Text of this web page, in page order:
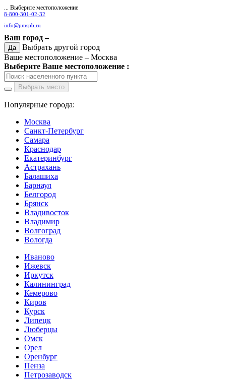
... Выберите местоположение
8-800-301-02-32
info@pmspb.ru
Ваш город –
Да
Выбрать другой город
Ваше местоположение – Москва
Выберите Ваше местоположение :
Выбрать место
Популярные города:
Москва
Санкт-Петербург
Самара
Краснодар
Екатеринбург
Астрахань
Балашиха
Барнаул
Белгород
Брянск
Владивосток
Владимир
Волгоград
Вологда
Иваново
Ижевск
Иркутск
Калининград
Кемерово
Киров
Курск
Липецк
Люберцы
Омск
Орел
Оренбург
Пенза
Петрозаводск